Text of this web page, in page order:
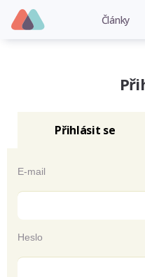
Články
Přihlásit se
E-mail
Heslo